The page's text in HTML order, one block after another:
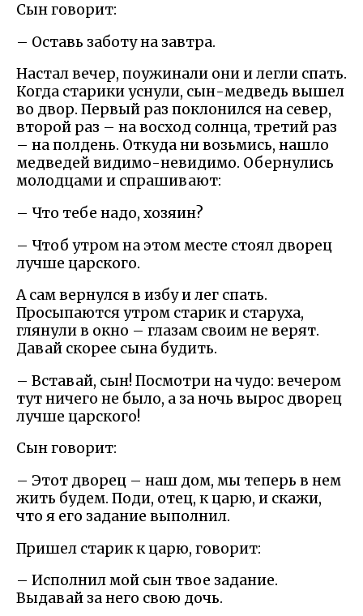
Сын говорит:
– Оставь заботу на завтра.
Настал вечер, поужинали они и легли спать.
Когда старики уснули, сын-медведь вышел
во двор. Первый раз поклонился на север,
второй раз – на восход солнца, третий раз
– на полдень. Откуда ни возьмись, нашло
медведей видимо-невидимо. Обернулись
молодцами и спрашивают:
– Что тебе надо, хозяин?
– Чтоб утром на этом месте стоял дворец
лучше царского.
А сам вернулся в избу и лег спать.
Просыпаются утром старик и старуха,
глянули в окно – глазам своим не верят.
Давай скорее сына будить.
– Вставай, сын! Посмотри на чудо: вечером
тут ничего не было, а за ночь вырос дворец
лучше царского!
Сын говорит:
– Этот дворец – наш дом, мы теперь в нем
жить будем. Поди, отец, к царю, и скажи,
что я его задание выполнил.
Пришел старик к царю, говорит:
– Исполнил мой сын твое задание.
Выдавай за него свою дочь.